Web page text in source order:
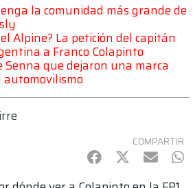
la comunidad más grande de
Alpine? La petición del capitán
a Franco Colapinto
Senna que dejaron una marca
COMPARTIR
Facebook
Twitter
mail